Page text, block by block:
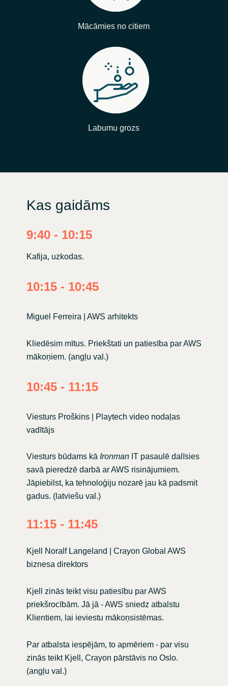
Mācāmies no citiem
Labumu grozs
Kas gaidāms
9:40 - 10:15
Kafija, uzkodas.
10:15 - 10:45
Miguel Ferreira | AWS arhitekts
Kliedēsim mītus. Priekštati un patiesība par AWS
mākoņiem. (angļu val.)
10:45 - 11:15
Viesturs Proškins | Playtech video nodaļas
vadītājs
Viesturs būdams kā IronmanIT pasaulē dalīsies
savā pieredzē darbā ar AWS risinājumiem.
Jāpiebilst, ka tehnoloģiju nozarē jau kā padsmit
gadus. (latviešu val.)
11:15 - 11:45
Kjell Noralf Langeland | Crayon Global AWS
biznesa direktors
Kjell zinās teikt visu patiesību par AWS
priekšrocībām. Jā jā - AWS sniedz atbalstu
Klientiem, lai ieviestu mākoņsistēmas.
Par atbalsta iespējām, to apmēriem - par visu
zinās teikt Kjell, Crayon pārstāvis no Oslo.
(angļu val.)